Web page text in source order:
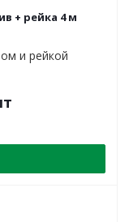
+ рейка 4 м
и рейкой